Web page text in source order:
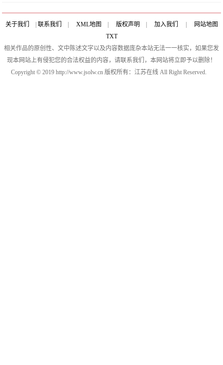
关于我们 联系我们 XML地图 版权声明 加入我们
网站地图
TXT
相关作品的原创性、文中陈述文字以及内容数据庞杂本站无法一一核实，如果您发
现本网站上有侵犯您的合法权益的内容，请联系我们，本网站将立即予以删除！
Copyright © 2019 http://www.jsolw.cn 版权所有：江苏在线 All Right Reserved.